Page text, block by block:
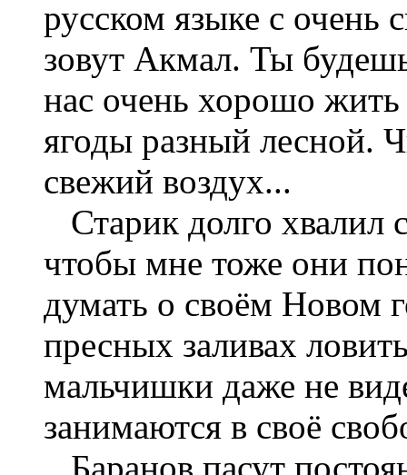
русском языке с очень
зовут Акмал. Ты
нас очень хорошо
ягоды разный лесной.
свежий воздух...
Старик долго хвалил
чтобы мне тоже они
думать о своём Новом
пресных заливах
мальчишки даже не
занимаются в своё